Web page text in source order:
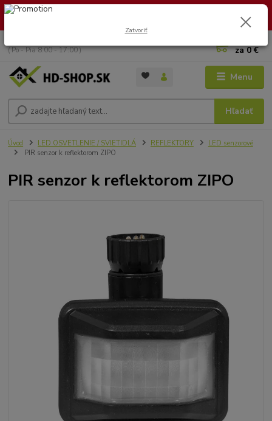
🏖️ DOVOLENKA 30.7.2026 – 9.8.2026 · Objednávky vybavíme po
Menu
Hľadať
( Po - Pia 8:00 - 17:00 )
za0 €
Úvod LED OSVETLENIE / SVIETIDLÁ REFLEKTORY
LED senzorové
PIR senzor k reflektorom ZIPO
PIR senzor k reflektorom ZIPO
Zatvoriť